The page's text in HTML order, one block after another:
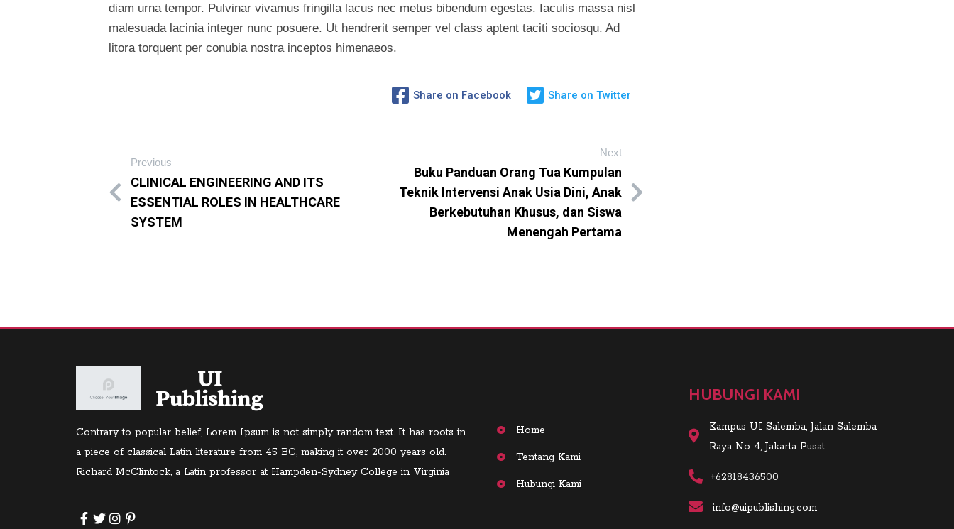
diam urna tempor. Pulvinar vivamus fringilla lacus nec metus bibendum egestas. Iaculis massa nisl
malesuada lacinia integer nunc posuere. Ut hendrerit semper vel class aptent taciti sociosqu. Ad
litora torquent per conubia nostra inceptos himenaeos.
Share on Facebook Share on Twitter
Previous
CLINICAL ENGINEERING AND ITS
ESSENTIAL ROLES IN HEALTHCARE
SYSTEM
Next
Buku Panduan Orang Tua Kumpulan
Teknik Intervensi Anak Usia Dini, Anak
Berkebutuhan Khusus, dan Siswa
Menengah Pertama
UI
Publishing
Contrary to popular belief, Lorem Ipsum is not simply random text. It has roots in
a piece of classical Latin literature from 45 BC, making it over 2000 years old.
Richard McClintock, a Latin professor at Hampden-Sydney College in Virginia
Home
Tentang Kami
Hubungi Kami
HUBUNGI KAMI
Kampus UI Salemba, Jalan Salemba
Raya No 4, Jakarta Pusat
+62818436500
info@uipublishing.com